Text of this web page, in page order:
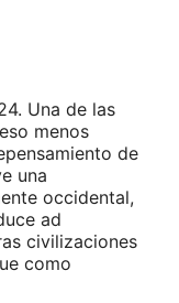
Una de las
menos
de
una
occidental,
ad
civilizaciones
como